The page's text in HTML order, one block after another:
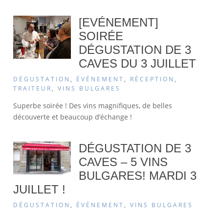
[EVÉNEMENT]
SOIRÉE
DÉGUSTATION DE 3
CAVES DU 3 JUILLET
DÉGUSTATION , ÉVÉNEMENT , RÉCEPTION ,
TRAITEUR , VINS BULGARES
Superbe soirée ! Des vins magnifiques, de belles
découverte et beaucoup d’échange !
DÉGUSTATION DE 3
CAVES – 5 VINS
BULGARES! MARDI 3
JUILLET !
DÉGUSTATION , ÉVÉNEMENT, VINS BULGARES